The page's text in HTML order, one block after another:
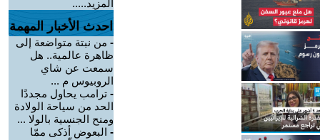
المزيد.....
احدث الأخبار المهمة
- من نبتة متواضعة إلى
ظاهرة عالمية.. هل
سمعت عن شاي
الروبيوس م ...
- ترامب يحاول مجددًا
الحد من سياحة الولادة
ومنح الجنسية بالولا ...
- البعوض أذكى ممّا